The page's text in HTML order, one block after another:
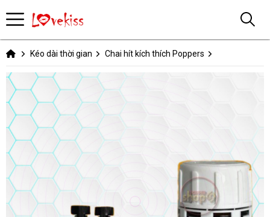
Kéo dài thời gian Chai hít kích thích Poppers